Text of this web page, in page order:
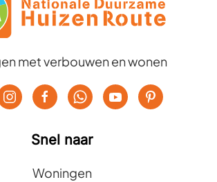
met verbouwen en wonen
Snel naar
Woningen